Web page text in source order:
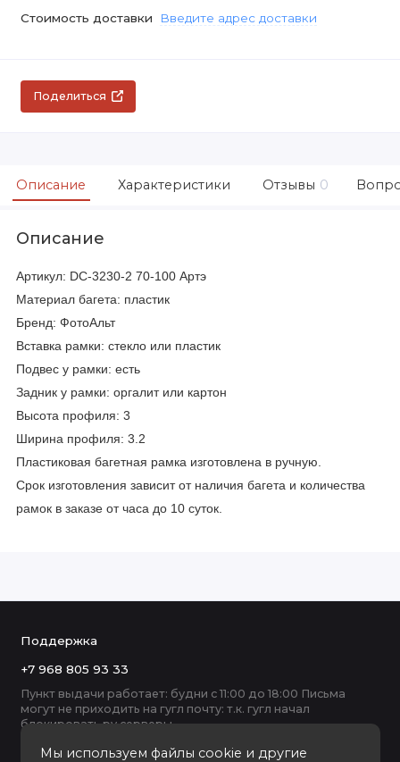
Стоимость доставки Введите адрес доставки
Поделиться
Описание Характеристики Отзывы 0
Описание
Артикул: DC-3230-2 70-100 Артэ
Материал багета: пластик
Бренд: ФотоАльт
Вставка рамки: стекло или пластик
Подвес у рамки: есть
Задник у рамки: оргалит или картон
Высота профиля: 3
Ширина профиля: 3.2
Пластиковая багетная рамка изготовлена в ручную.
Срок изготовления зависит от наличия багета и количества
рамок в заказе от часа до 10 суток.
Мы используем файлы cookie и другие
Поддержка
+7 968 805 93 33
Пункт выдачи работает: будни с 11:00 до 18:00 Письма
могут не приходить на гугл почту: т.к. гугл начал
блокировать ру серверы